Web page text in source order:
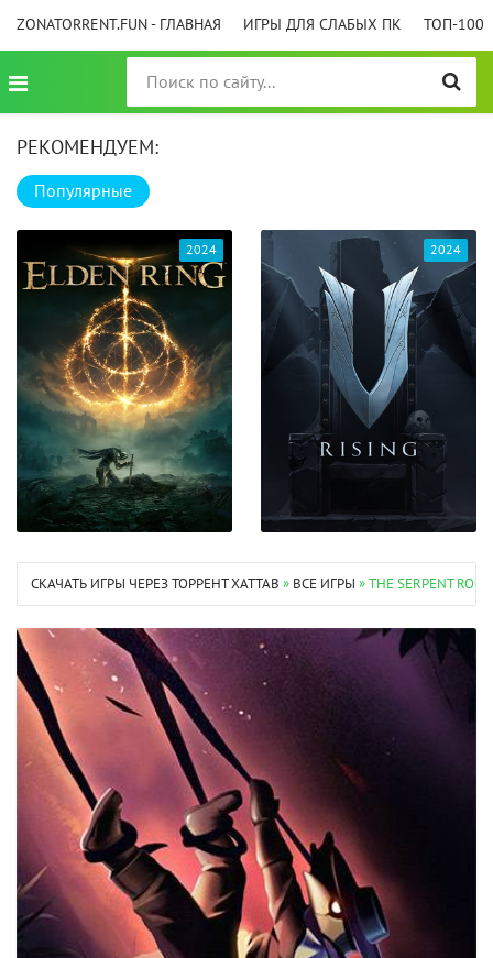
ZONATORRENT.FUN - ГЛАВНАЯ ИГРЫ ДЛЯ СЛАБЫХ ПК ТОП-100
РЕКОМЕНДУЕМ:
Популярные
2024 2024
СКАЧАТЬ ИГРЫ ЧЕРЕЗ ТОРРЕНТ XATTAB » ВСЕ ИГРЫ » THE SERPENT